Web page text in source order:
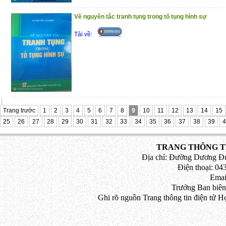
Về nguyên tắc tranh tụng trong tố tụng hình sự
Tải về:
Trang trước 1 2 3 4 5 6 7 8 9 10 11 12 13 14
15
25
26 27 28 29 30 31 32 33 34 35 36 37 38 39
TRANG THÔNG
Địa chỉ: Đường Dương
Điện thoại:
Trưởng Ban
Ghi rõ nguồn Trang thông tin điện tử